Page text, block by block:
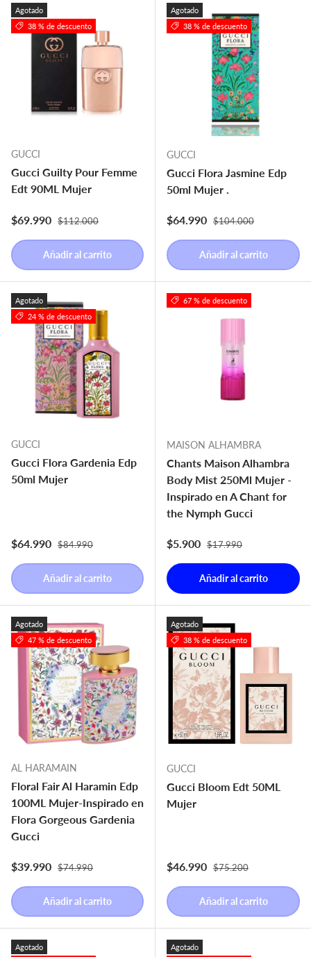
Agotado
38 % de descuento
GUCCI
Gucci Guilty Pour Femme
Edt 90ML Mujer
Precio de venta
$69.990 Precio normal
$112.000
Añadir al carrito
Agotado
38 % de descuento
GUCCI
Gucci Flora Jasmine Edp
50ml Mujer .
Precio de venta
$64.990 Precio normal
$104.000
Añadir al carrito
Agotado
24 % de descuento
GUCCI
Gucci Flora Gardenia Edp
50ml Mujer
Precio de venta
$64.990 Precio normal
$84.990
Añadir al carrito
67 % de descuento
MAISON ALHAMBRA
Chants Maison Alhambra
Body Mist 250Ml Mujer -
Inspirado en A Chant for
the Nymph Gucci
Precio de venta
$5.900 Precio normal
$17.990
Añadir al carrito
Agotado
47 % de descuento
AL HARAMAIN
Floral Fair Al Haramin Edp
100ML Mujer-Inspirado en
Flora Gorgeous Gardenia
Gucci
Precio de venta
$39.990 Precio normal
$74.990
Añadir al carrito
Agotado
38 % de descuento
GUCCI
Gucci Bloom Edt 50ML
Mujer
Precio de venta
$46.990 Precio normal
$75.200
Añadir al carrito
Agotado
Agotado